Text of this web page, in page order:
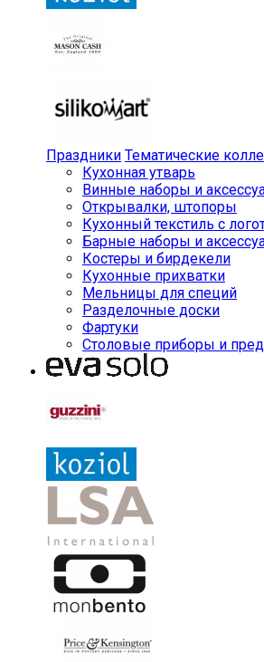
Праздники Тематические
Кухонная утварь
Винные наборы и
Открывалки, штопоры
Кухонный текстиль с
Барные наборы и
Костеры и бирдекели
Кухонные прихватки
Мельницы для специй
Разделочные доски
Фартуки
Столовые приборы и